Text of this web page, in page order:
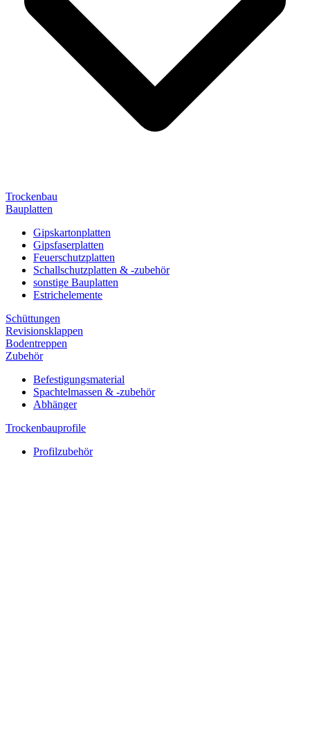
Trockenbau
Bauplatten
Gipskartonplatten
Gipsfaserplatten
Feuerschutzplatten
Schallschutzplatten & -zubehör
sonstige Bauplatten
Estrichelemente
Schüttungen
Revisionsklappen
Bodentreppen
Zubehör
Befestigungsmaterial
Spachtelmassen & -zubehör
Abhänger
Trockenbauprofile
Profilzubehör